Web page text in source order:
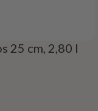
25 cm, 2,80 l